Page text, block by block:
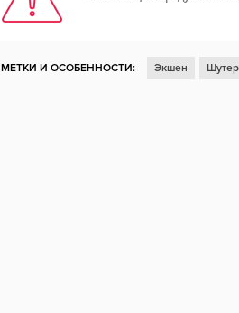
МЕТКИ И ОСОБЕННОСТИ: Экшен Шутер